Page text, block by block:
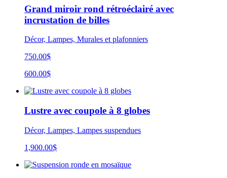
Grand miroir rond rétroéclairé avec
incrustation de billes
Décor, Lampes, Murales et plafonniers
750.00$
600.00$
Lustre avec coupole à 8 globes
Décor, Lampes, Lampes suspendues
1,900.00$